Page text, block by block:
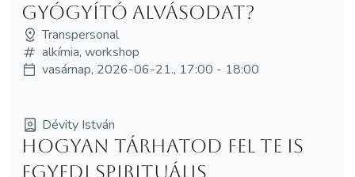
gyógyító alvásodat?
Transpersonal
alkímia, workshop
vasárnap, 2026-06-21., 17:00 - 18:00
Dévity István
Hogyan tárhatod fel te is
egyedi spirituális